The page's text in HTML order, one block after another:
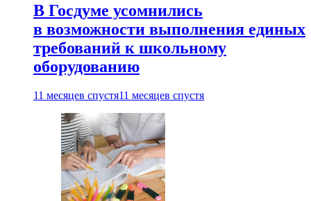
В Госдуме усомнились
в возможности выполнения единых
требований к школьному
оборудованию
11 месяцев спустя11 месяцев спустя